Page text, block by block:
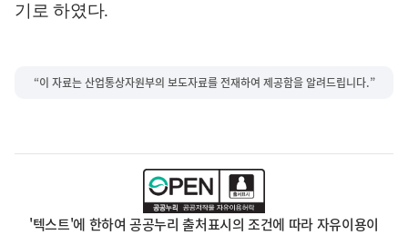
기로 하였다.
“이 자료는 산업통상자원부의 보도자료를 전재하여 제공함을 알려드립니다.”
'텍스트'에 한하여 공공누리 출처표시의 조건에 따라 자유이용이